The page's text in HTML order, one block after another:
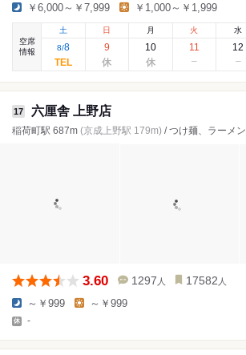
￥6,000～￥7,999 ￥1,000～￥1,999
空席
情報
土
8/8
日
9
月
10
火
11
水
12
17 六厘舎 上野店
稲荷町駅 687m (京成上野駅 179m) / つけ麺、ラーメン
3.60 1297 人 17582 人
～￥999 ～￥999
-